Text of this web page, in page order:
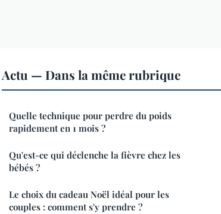
Actu — Dans la même rubrique
Quelle technique pour perdre du poids
rapidement en 1 mois ?
Qu'est-ce qui déclenche la fièvre chez les
bébés ?
Le choix du cadeau Noël idéal pour les
couples : comment s'y prendre ?